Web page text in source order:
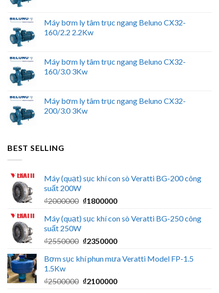
Máy bơm ly tâm trục ngang Beluno CX32-
160/2.2 2.2Kw
Máy bơm ly tâm trục ngang Beluno CX32-
160/3.0 3Kw
Máy bơm ly tâm trục ngang Beluno CX32-
200/3.0 3Kw
BEST SELLING
Máy (quạt) sục khí con sò Veratti BG-200 công
suất 200W
₫2000000 Giá
là:
₫1800000Giá
tại
₫1800000.
Máy (quạt) sục khí con sò Veratti BG-250 công
suất 250W
₫2550000 Giá
là:
₫2350000Giá
tại
₫2350000.
Bơm sục khí phun mưa Veratti Model FP-1.5
1.5Kw
₫2500000 Giá
₫2100000Giá